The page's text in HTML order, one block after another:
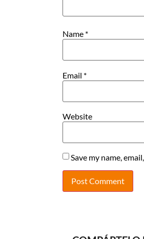
Name *
Email *
Website
Save my name,